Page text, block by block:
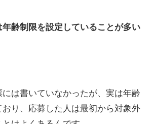
齢制限を設定していることが多い
は書いていなかったが、実は年齢
り、応募した人は最初から対象外